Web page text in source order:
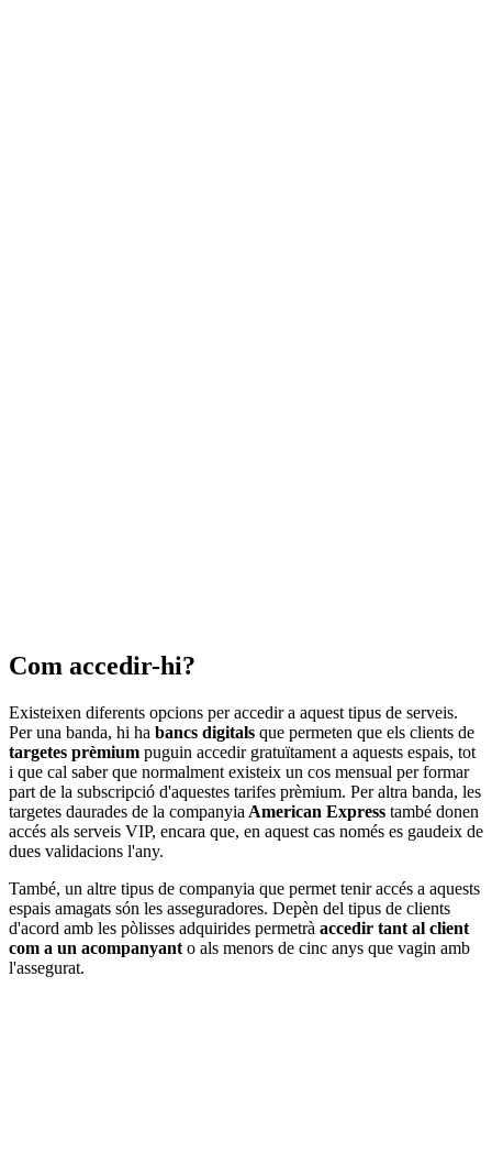
Com accedir-hi?
Existeixen diferents opcions per accedir a aquest tipus de serveis.
Per una banda, hi ha bancs digitals que permeten que els clients de
targetes prèmium puguin accedir gratuïtament a aquests espais, tot
i que cal saber que normalment existeix un cos mensual per formar
part de la subscripció d'aquestes tarifes prèmium. Per altra banda, les
targetes daurades de la companyia American Express també donen
accés als serveis VIP, encara que, en aquest cas només es gaudeix de
dues validacions l'any.
També, un altre tipus de companyia que permet tenir accés a aquests
espais amagats són les asseguradores. Depèn del tipus de clients
d'acord amb les pòlisses adquirides permetrà accedir tant al client
com a un acompanyant o als menors de cinc anys que vagin amb
l'assegurat.